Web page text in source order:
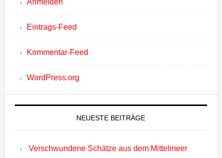
Anmelden
Eintrags-Feed
Kommentar-Feed
WordPress.org
NEUESTE BEITRÄGE
Verschwundene Schätze aus dem Mittelmeer